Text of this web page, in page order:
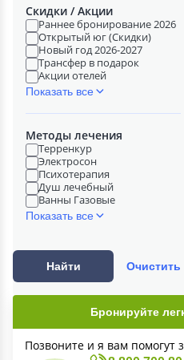
Скидки / Акции
Раннее бронирование 2026
Открытый юг (Скидки)
Новый год 2026-2027
Трансфер в подарок
Акции отелей
Показать все
Методы лечения
Терренкур
Электросон
Психотерапия
Душ лечебный
Ванны Газовые
Показать все
Найти Очистить
Бронируйте
Позвоните и я вам помогут